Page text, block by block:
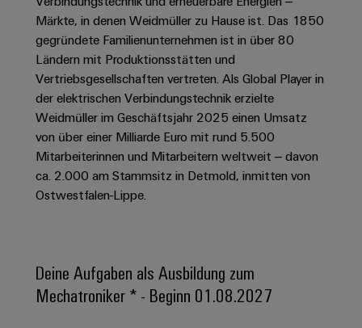
zuverlässig,
skalierbar
Energiespeicher
Lösungen
und
Produkte
für
Energiespeichersysteme
(ESS)
Energieübertragung
und
und
Sicherheit
für
Industrial
5G
Single
Pair
Ethernet
Schaltschrank-
Feldverdrahtung
Smart
-
komponenten
Anschlussleitungen,
Patchkabel
und
Kabel
SPS
Systemverkabelung
&
Verteilerboxen
Planung
easyConnect
-
Ihre
Industrial
Service
Platform
Connectivity
Engineering
Weidmüller
unsere
Partner
Vertrieb
Großhandelssuche
News
Messen
Nachhaltigkeit
Weidmüller
Academy
People
&
Culture
Compliance
Weidmüller
Orange
Mag
|
Praktika
Abschlussarbeiten
Neuanfang
für
Studienabbrecher
Offene
Stellen
Für
Märkte, in denen Weidmüller zu Hause ist. Das 1850
gegründete Familienunternehmen ist in über 80
Ländern mit Produktionsstätten und
Vertriebsgesellschaften vertreten. Als Global Player in
der elektrischen Verbindungstechnik erzielte
Weidmüller im Geschäftsjahr 2025 einen Umsatz
von über einer Milliarde Euro mit rund 5.500
Mitarbeiterinnen und Mitarbeitern weltweit – davon
ca. 2.000 am Stammsitz in Detmold, inmitten von
Ostwestfalen-Lippe.
Deine Aufgaben als Ausbildung zum
Mechatroniker * - Beginn 01.08.2027